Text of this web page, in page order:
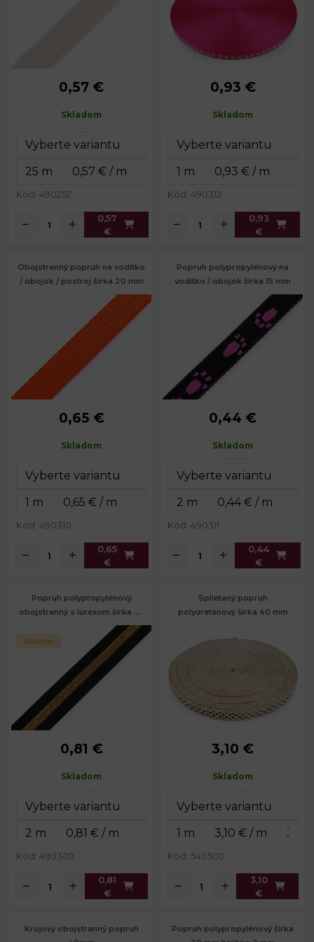
15 mm
0,57 €
Skladom
Kód: 490252
0,57
€
15 mm
0,93 €
Skladom
Kód: 490312
0,93
€
Obojstranný popruh na vodítko
/ obojok / postroj šírka 20 mm
20 mm
0,65 €
Skladom
Kód: 490310
0,65
€
Popruh polypropylénový na
vodítko / obojok šírka 15 mm
15 mm
0,44 €
Skladom
Kód: 490311
0,44
€
Popruh polypropylénový
obojstranný s lurexom šírka 25
25 mm
Skladom
0,81 €
Skladom
Kód: 490309
0,81
€
Splietaný popruh
polyuretánový šírka 40 mm
40 mm
3,10 €
Skladom
Kód: 540500
3,10
€
Krojový obojstranný popruh
Popruh polypropylénový šírka